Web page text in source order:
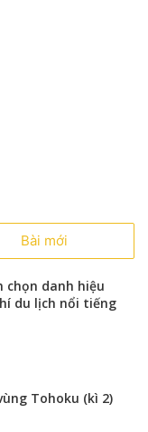
Bài mới
chọn danh hiệu
du lịch nổi tiếng
Tohoku (kì 2)